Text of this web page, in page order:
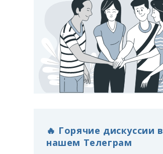
🔥 Горячие дискуссии в
нашем Телеграм